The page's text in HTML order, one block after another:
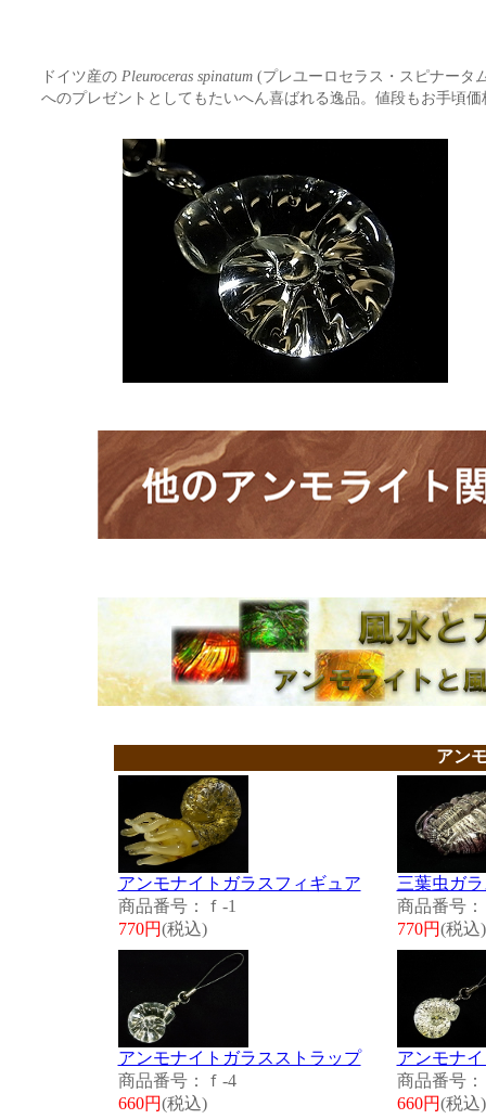
ドイツ産の Pleuroceras spinatum (プレユーロセラス・スピナータ
へのプレゼントとしてもたいへん喜ばれる逸品。値段もお手頃価
アン
アンモナイトガラスフィギュア
商品番号：ｆ-1
770円(税込)
三葉虫ガ
商品番号：
770円(税込)
アンモナイトガラスストラップ
商品番号：ｆ-4
660円(税込)
アンモナ
商品番号：
660円(税込)